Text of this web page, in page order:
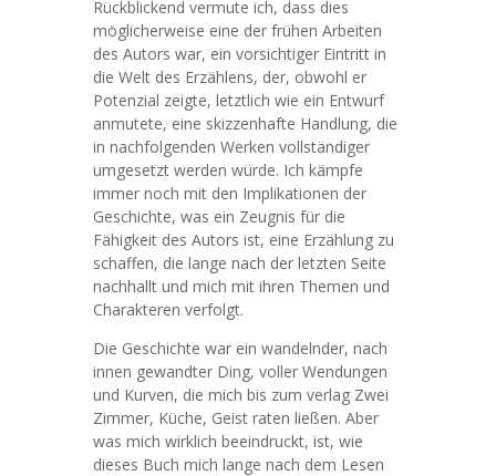
Rückblickend vermute ich, dass dies
möglicherweise eine der frühen Arbeiten
des Autors war, ein vorsichtiger Eintritt in
die Welt des Erzählens, der, obwohl er
Potenzial zeigte, letztlich wie ein Entwurf
anmutete, eine skizzenhafte Handlung, die
in nachfolgenden Werken vollständiger
umgesetzt werden würde. Ich kämpfe
immer noch mit den Implikationen der
Geschichte, was ein Zeugnis für die
Fähigkeit des Autors ist, eine Erzählung zu
schaffen, die lange nach der letzten Seite
nachhallt und mich mit ihren Themen und
Charakteren verfolgt.
Die Geschichte war ein wandelnder, nach
innen gewandter Ding, voller Wendungen
und Kurven, die mich bis zum verlag Zwei
Zimmer, Küche, Geist raten ließen. Aber
was mich wirklich beeindruckt, ist, wie
dieses Buch mich lange nach dem Lesen